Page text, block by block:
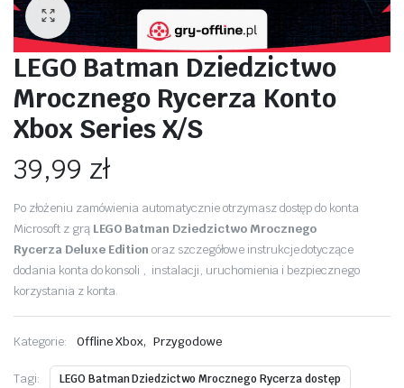
LEGO Batman Dziedzictwo
Mrocznego Rycerza Konto
Xbox Series X/S
39,99 zł
Po złożeniu zamówienia automatycznie otrzymasz dostęp do konta
Microsoft z grą LEGO Batman Dziedzictwo Mrocznego
Rycerza Deluxe Edition oraz szczegółowe instrukcje dotyczące
dodania konta do konsoli , instalacji, uruchomienia i bezpiecznego
korzystania z konta.
Kategorie: Offline Xbox, Przygodowe
Tagi: LEGO Batman Dziedzictwo Mrocznego Rycerza dostęp